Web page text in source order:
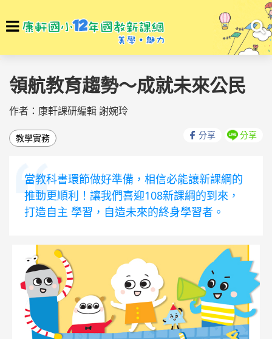
選
領航教育趨勢～成就未來公民
作者：康軒課研編輯 謝婉玲
分享 分享
教學實務
當教科書環節做好準備，相信必能讓新課綱的
推動更順利！讓我們喜迎108新課綱的到來，
打造自主 學習，自造未來的終身學習者。